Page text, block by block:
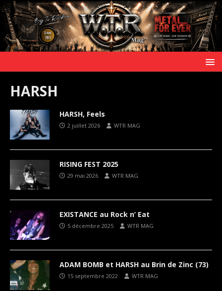
HARSH
HARSH, Feels
2 juillet 2026 WTR MAG
RISING FEST 2025
29 mai 2026 WTR MAG
EXISTANCE au Rock n’ Eat
5 décembre 2025 WTR MAG
ADAM BOMB et HARSH au Brin de Zinc (73)
15 septembre 2022 WTR MAG